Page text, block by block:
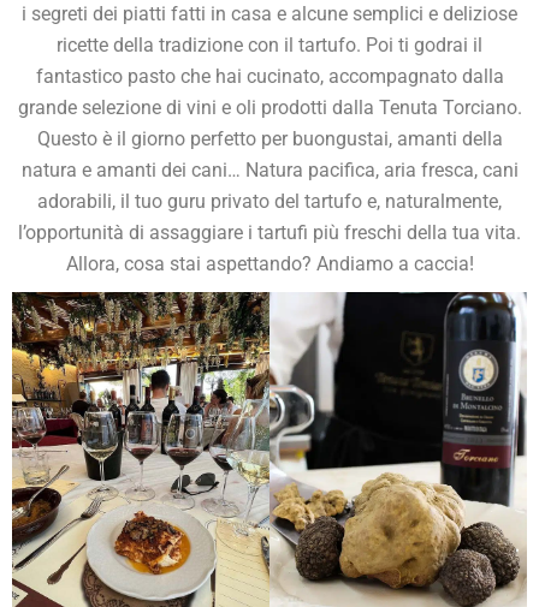
i segreti dei piatti fatti in casa e alcune semplici e deliziose
ricette della tradizione con il tartufo. Poi ti godrai il
fantastico pasto che hai cucinato, accompagnato dalla
grande selezione di vini e oli prodotti dalla Tenuta Torciano.
Questo è il giorno perfetto per buongustai, amanti della
natura e amanti dei cani… Natura pacifica, aria fresca, cani
adorabili, il tuo guru privato del tartufo e, naturalmente,
l’opportunità di assaggiare i tartufi più freschi della tua vita.
Allora, cosa stai aspettando? Andiamo a caccia!